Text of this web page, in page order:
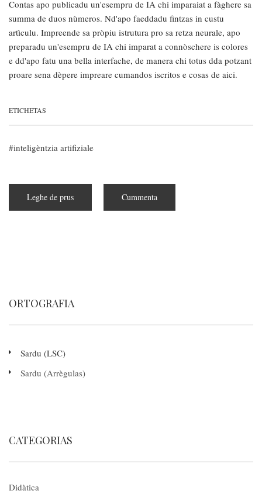
Contas apo publicadu un'esempru de IA chi imparaiat a fàghere sa
summa de duos nùmeros. Nd'apo faeddadu fintzas in custu
artìculu. Impreende sa pròpiu istrutura pro sa retza neurale, apo
preparadu un'esempru de IA chi imparat a connòschere is colores
e dd'apo fatu una bella interfache, de manera chi totus dda potzant
proare sena dèpere impreare cumandos iscritos e cosas de aici.
ETICHETAS
inteligèntzia artifiziale
Leghe de prus
IA
Cummenta
ORTOGRAFIA
Sardu (LSC)
Sardu (Arrègulas)
CATEGORIAS
Didàtica